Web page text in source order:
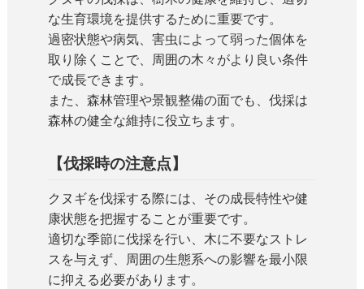
な生育環境を提供するために重要です。
過密状態や病気、害虫によって弱った個体を
取り除くことで、周囲の木々がより良い条件
で成長できます。
また、森林管理や景観整備の面でも、伐採は
森林の健全な維持に役立ちます。
【伐採時の注意点】
クヌギを伐採する際には、その成長特性や健
康状態を把握することが重要です。
適切な季節に伐採を行い、木に不要なストレ
スを与えず、周囲の生態系への影響を最小限
に抑える必要があります。